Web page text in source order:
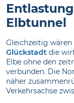
Elbtunnel
Gleichzeitig
Glückstadt die
Elbe ohne den
verbunden. Die
näher
Verkehrsachse